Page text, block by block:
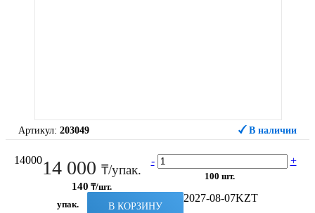
Артикул: 203049 В наличии
1400014 000 ₸/упак.
140 ₸/шт.
- +
100 шт.
упак. В КОРЗИНУ
2027-08-07KZT